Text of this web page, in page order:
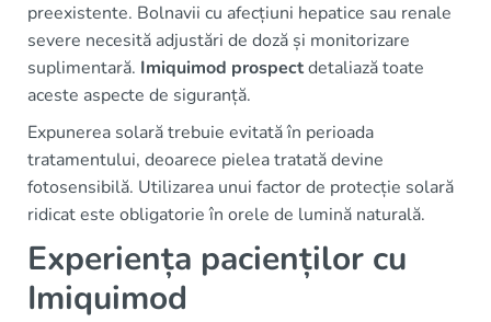
preexistente. Bolnavii cu afecțiuni hepatice sau renale
severe necesită adjustări de doză și monitorizare
suplimentară. Imiquimod prospectdetaliază toate
aceste aspecte de siguranță.
Expunerea solară trebuie evitată în perioada
tratamentului, deoarece pielea tratată devine
fotosensibilă. Utilizarea unui factor de protecție solară
ridicat este obligatorie în orele de lumină naturală.
Experiența pacienților cu
Imiquimod